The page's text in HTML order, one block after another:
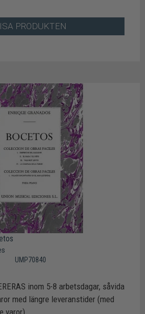
PRODUKTEN
UMP70840
inom 5-8 arbetsdagar, såvida
med längre leveranstider (med
varor)